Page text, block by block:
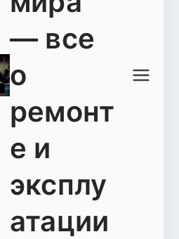
— все
о
ремонт
е и
эксплу
атации